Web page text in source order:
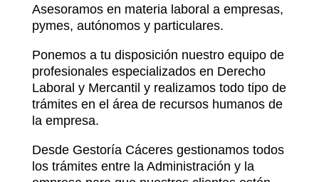
Asesoramos en materia laboral a empresas,
pymes, autónomos y particulares.
Ponemos a tu disposición nuestro equipo de
profesionales especializados en Derecho
Laboral y Mercantil y realizamos todo tipo de
trámites en el área de recursos humanos de
la empresa.
Desde Gestoría Cáceres gestionamos todos
los trámites entre la Administración y la